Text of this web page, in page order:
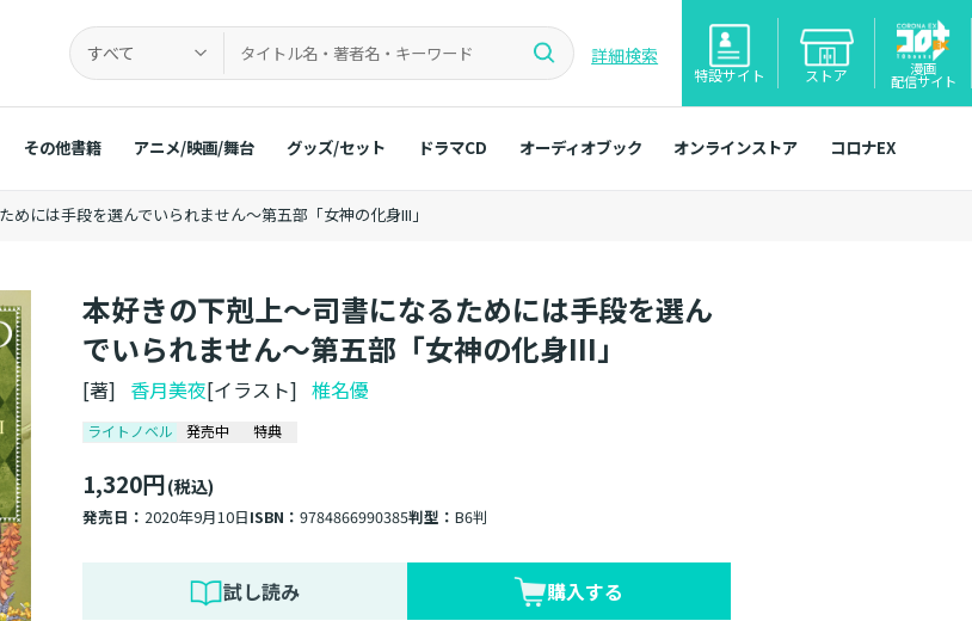
すべて 詳細検索
特設サイト ストア 漫画
配信サイト
その他書籍 アニメ/映画/舞台 グッズ/セット ドラマCD オーディオブック オンラインストア コロナEX
めには手段を選んでいられません～第五部「女神の化身III」
本好きの下剋上～司書になるためには手段を選ん
でいられません～第五部「女神の化身III」
[著] 香月美夜[イラスト]椎名優
ライトノベル 発売中 特典
1,320円(税込)
発売日：2020年9月10日ISBN：9784866990385判型：B6判
試し読み 購入する